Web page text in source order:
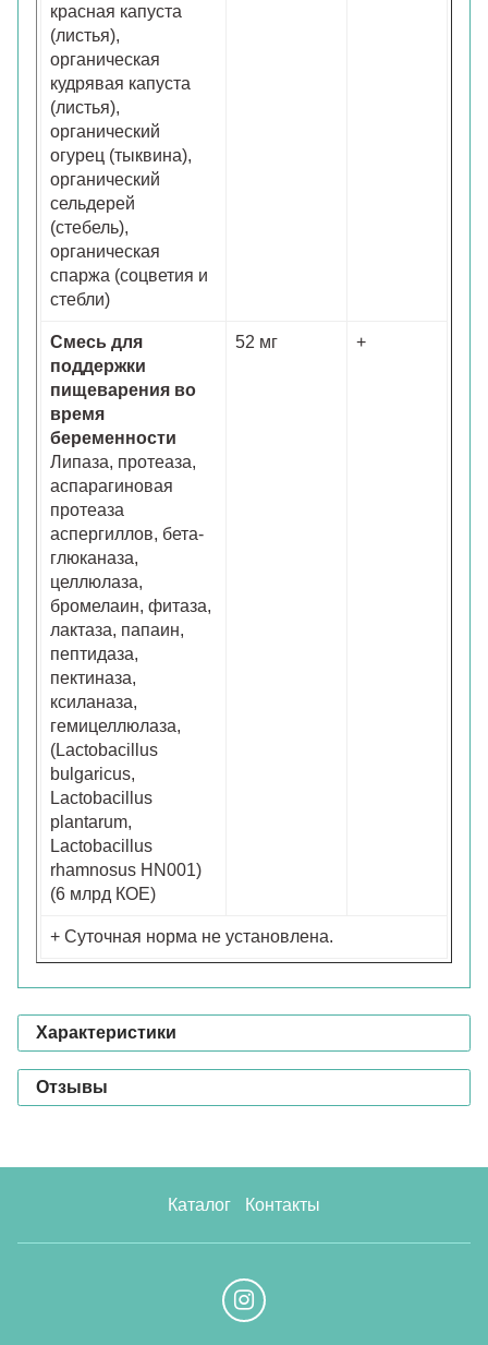
красная капуста
(листья),
органическая
кудрявая капуста
(листья),
органический
огурец (тыквина),
органический
сельдерей
(стебель),
органическая
спаржа (соцветия и
стебли)
Смесь для
поддержки
пищеварения во
время
беременности
Липаза, протеаза,
аспарагиновая
протеаза
аспергиллов, бета-
глюканaза,
целлюлаза,
бромелаин, фитаза,
лактаза, папаин,
пептидаза,
пектиназа,
ксиланаза,
гемицеллюлаза,
(Lactobacillus
bulgaricus,
Lactobacillus
plantarum,
Lactobacillus
rhamnosus HN001)
(6 млрд КОЕ)
52 мг +
+ Суточная норма не установлена.
Характеристики
Отзывы
Каталог Контакты